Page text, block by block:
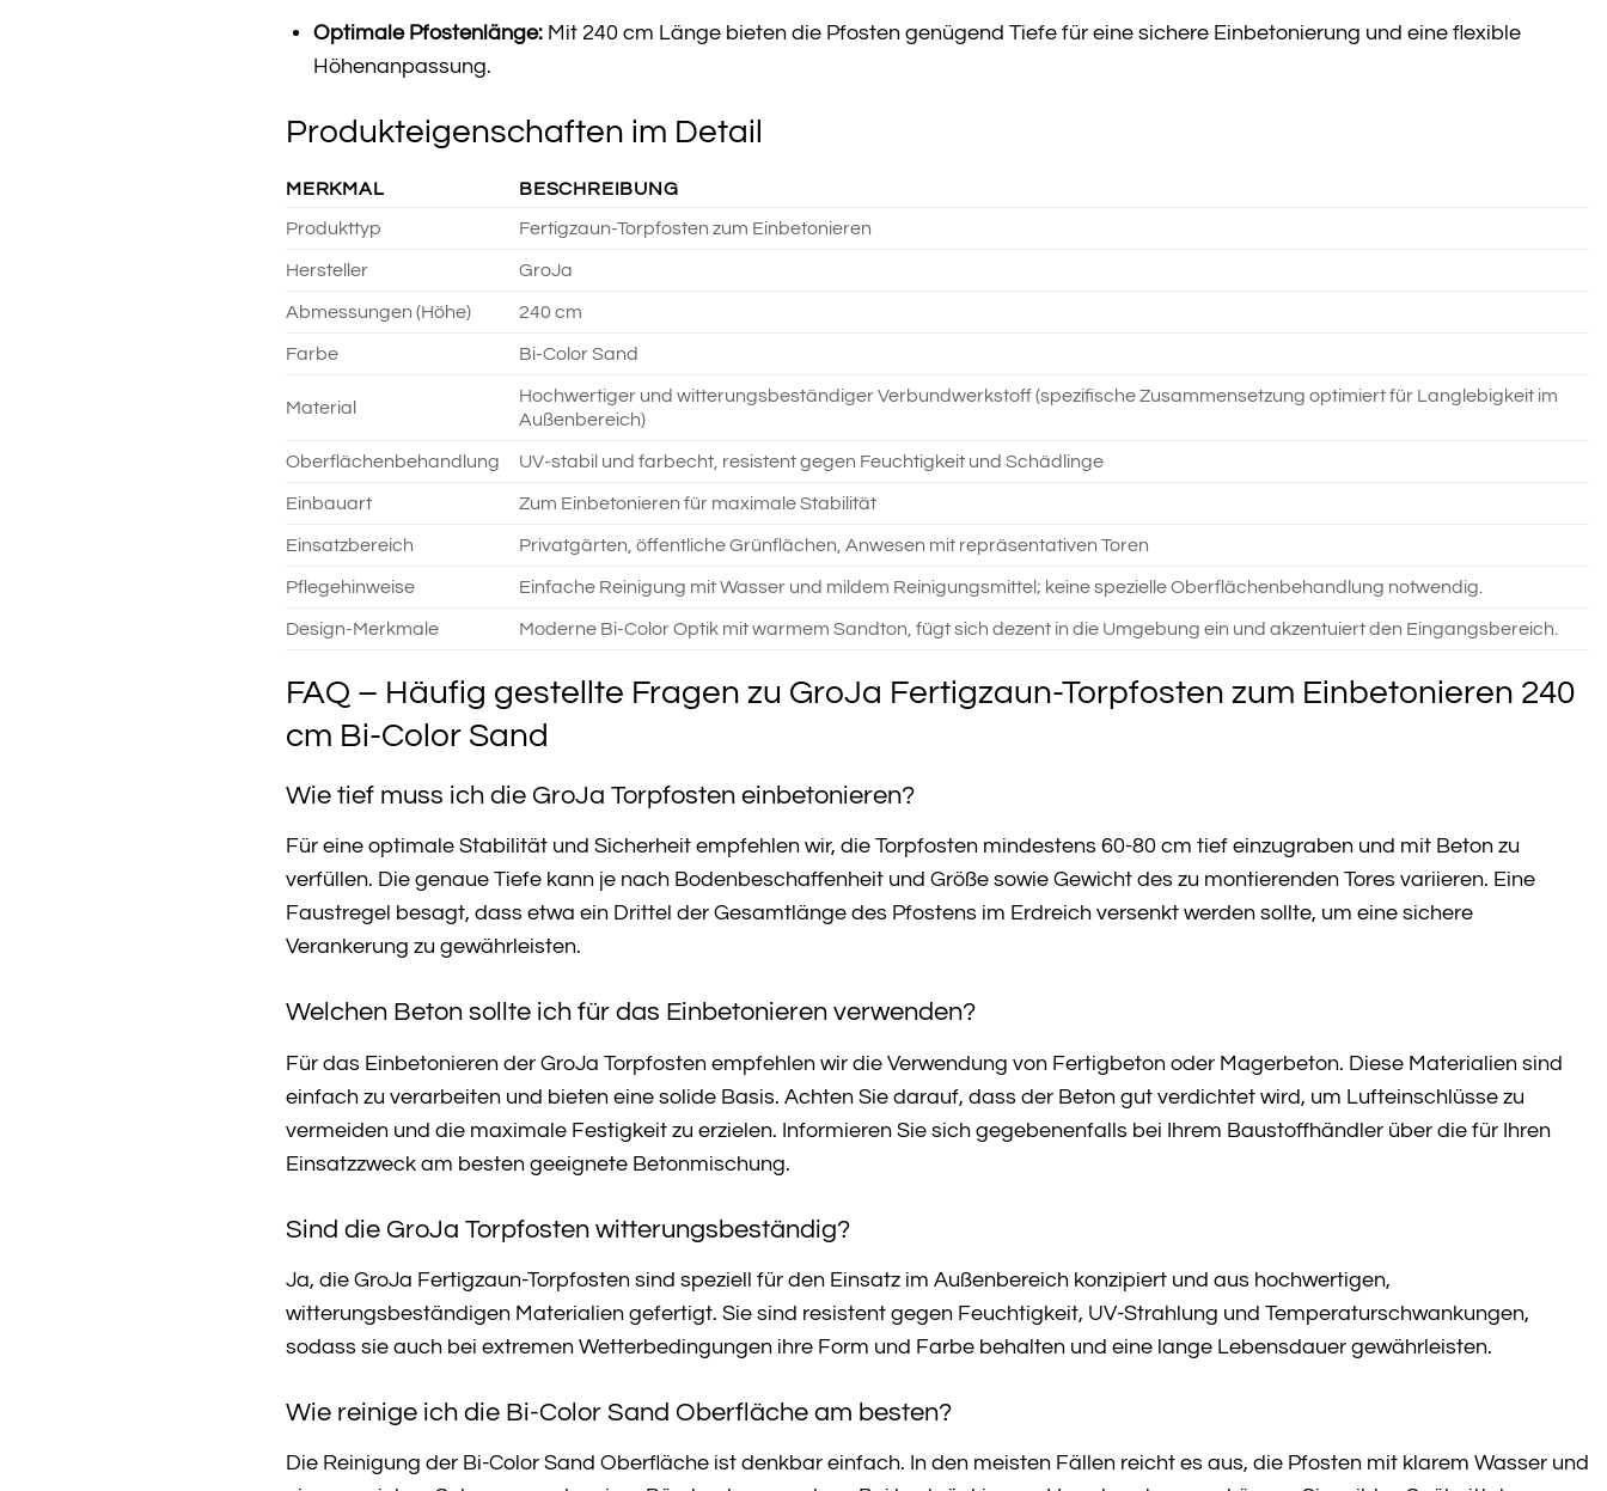
Optimale Pfostenlänge: Mit 240 cm Länge bieten die Pfosten genügend Tiefe für eine sichere Einbetonierung und eine flexible
Höhenanpassung.
Produkteigenschaften im Detail
MERKMAL BESCHREIBUNG
Produkttyp Fertigzaun-Torpfosten zum Einbetonieren
Hersteller GroJa
Abmessungen (Höhe) 240 cm
Farbe Bi-Color Sand
Material
Hochwertiger und witterungsbeständiger Verbundwerkstoff (spezifische Zusammensetzung optimiert für Langlebigkeit im
Außenbereich)
Oberflächenbehandlung UV-stabil und farbecht, resistent gegen Feuchtigkeit und Schädlinge
Einbauart Zum Einbetonieren für maximale Stabilität
Einsatzbereich Privatgärten, öffentliche Grünflächen, Anwesen mit repräsentativen Toren
Pflegehinweise Einfache Reinigung mit Wasser und mildem Reinigungsmittel; keine spezielle Oberflächenbehandlung notwendig.
Design-Merkmale Moderne Bi-Color Optik mit warmem Sandton, fügt sich dezent in die Umgebung ein und akzentuiert den Eingangsbereich.
FAQ – Häufig gestellte Fragen zu GroJa Fertigzaun-Torpfosten zum Einbetonieren 240
cm Bi-Color Sand
Wie tief muss ich die GroJa Torpfosten einbetonieren?
Für eine optimale Stabilität und Sicherheit empfehlen wir, die Torpfosten mindestens 60-80 cm tief einzugraben und mit Beton zu
verfüllen. Die genaue Tiefe kann je nach Bodenbeschaffenheit und Größe sowie Gewicht des zu montierenden Tores variieren. Eine
Faustregel besagt, dass etwa ein Drittel der Gesamtlänge des Pfostens im Erdreich versenkt werden sollte, um eine sichere
Verankerung zu gewährleisten.
Welchen Beton sollte ich für das Einbetonieren verwenden?
Für das Einbetonieren der GroJa Torpfosten empfehlen wir die Verwendung von Fertigbeton oder Magerbeton. Diese Materialien sind
einfach zu verarbeiten und bieten eine solide Basis. Achten Sie darauf, dass der Beton gut verdichtet wird, um Lufteinschlüsse zu
vermeiden und die maximale Festigkeit zu erzielen. Informieren Sie sich gegebenenfalls bei Ihrem Baustoffhändler über die für Ihren
Einsatzzweck am besten geeignete Betonmischung.
Sind die GroJa Torpfosten witterungsbeständig?
Ja, die GroJa Fertigzaun-Torpfosten sind speziell für den Einsatz im Außenbereich konzipiert und aus hochwertigen,
witterungsbeständigen Materialien gefertigt. Sie sind resistent gegen Feuchtigkeit, UV-Strahlung und Temperaturschwankungen,
sodass sie auch bei extremen Wetterbedingungen ihre Form und Farbe behalten und eine lange Lebensdauer gewährleisten.
Wie reinige ich die Bi-Color Sand Oberfläche am besten?
Die Reinigung der Bi-Color Sand Oberfläche ist denkbar einfach. In den meisten Fällen reicht es aus, die Pfosten mit klarem Wasser und